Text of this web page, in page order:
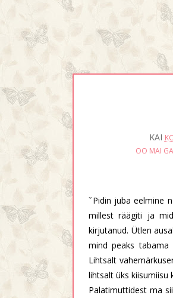
KAI
OO MAI
ˇPidin juba eelmine
millest räägiti ja
kirjutanud. Ütlen
mind peaks
Lihtsalt
lihtsalt üks kiisumiisu
Palatimuttidest ma